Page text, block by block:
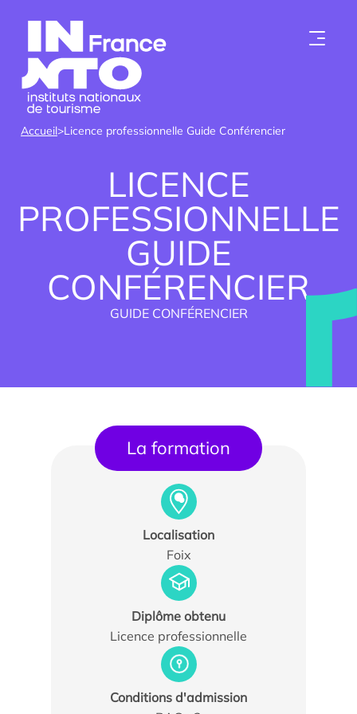
Skip to content
Qui sommes-nous ?
Trouver un stagiaire, alternant ou collaborateur
Associer nos étudiants à vos projets
Former vos équipes
Accueil>Licence professionnelle Guide Conférencier
LICENCE
PROFESSIONNELLE
GUIDE
CONFÉRENCIER
GUIDE CONFÉRENCIER
La formation
Localisation
Foix
Diplôme obtenu
Licence professionnelle
Conditions d'admission